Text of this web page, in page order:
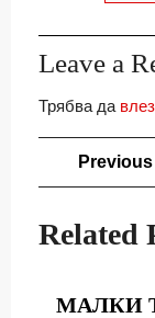
Leave a
Трябва да
Related
МАЛКИ